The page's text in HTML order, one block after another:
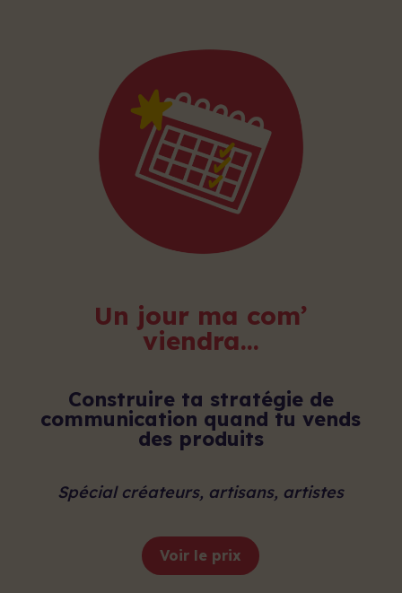
Un jour ma com’
viendra…
Construire ta stratégie de
communication quand tu vends
des produits
Spécial créateurs, artisans, artistes
Voir le prix